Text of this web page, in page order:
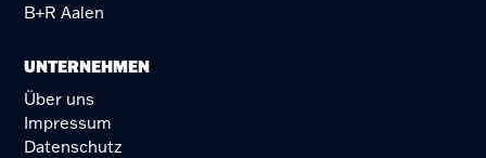
B+R Aalen
UNTERNEHMEN
Über uns
Impressum
Datenschutz